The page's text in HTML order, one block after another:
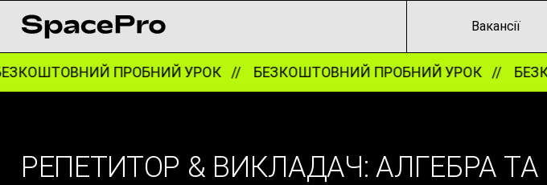
Вакансії
ПРОБНИЙ УРОК //БЕЗКОШТОВНИЙ ПРОБНИЙ УРОК //
РЕПЕТИТОР & ВИКЛАДАЧ: АЛГЕБРА